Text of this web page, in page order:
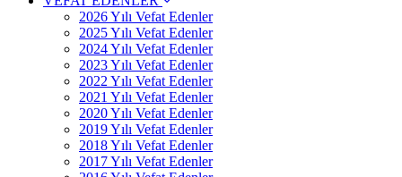
2026 Yılı Vefat Edenler
2025 Yılı Vefat Edenler
2024 Yılı Vefat Edenler
2023 Yılı Vefat Edenler
2022 Yılı Vefat Edenler
2021 Yılı Vefat Edenler
2020 Yılı Vefat Edenler
2019 Yılı Vefat Edenler
2018 Yılı Vefat Edenler
2017 Yılı Vefat Edenler